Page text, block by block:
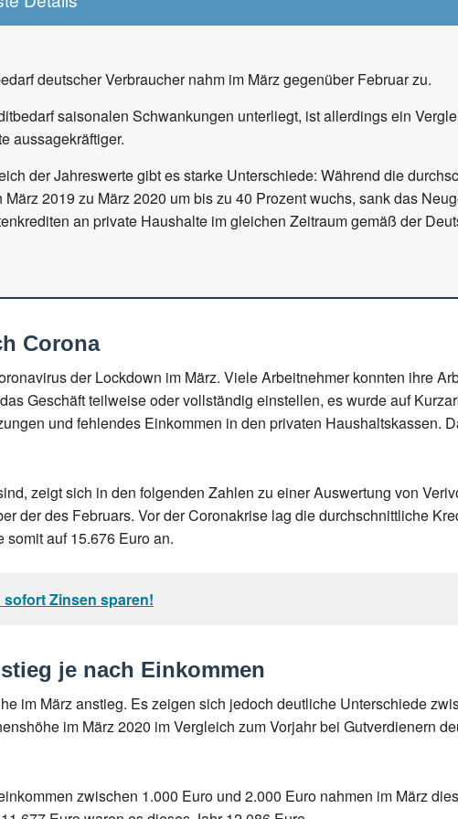
deutscher Verbraucher nahm im März gegenüber Februar zu.
saisonalen Schwankungen unterliegt, ist allerdings ein
aussagekräftiger.
der Jahreswerte gibt es starke Unterschiede: Während die
März 2019 zu März 2020 um bis zu 40 Prozent wuchs, sank das
an private Haushalte im gleichen Zeitraum gemäß der
Corona
der Lockdown im März. Viele Arbeitnehmer konnten ihre
Geschäft teilweise oder vollständig einstellen, es wurde auf
und fehlendes Einkommen in den privaten Haushaltskassen.
zeigt sich in den folgenden Zahlen zu einer Auswertung von
der des Februars. Vor der Coronakrise lag die durchschnittliche
auf 15.676 Euro an.
Zinsen sparen!
je nach Einkommen
im März anstieg. Es zeigen sich jedoch deutliche Unterschiede
im März 2020 im Vergleich zum Vorjahr bei Gutverdienern
zwischen 1.000 Euro und 2.000 Euro nahmen im März